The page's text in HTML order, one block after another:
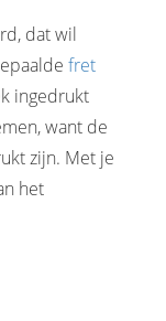
dat wil
fret
ingedrukt
want de
zijn. Met je
het